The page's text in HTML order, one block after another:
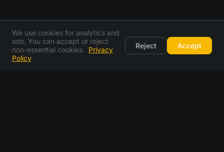
We use cookies for analytics and
ads. You can accept or reject
non-essential cookies. Privacy
Policy
Reject Accept